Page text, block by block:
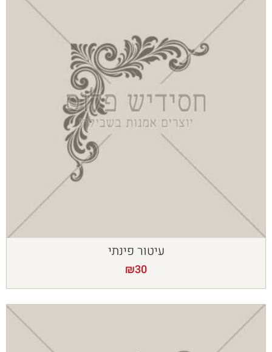
עיטור פינתי
₪30